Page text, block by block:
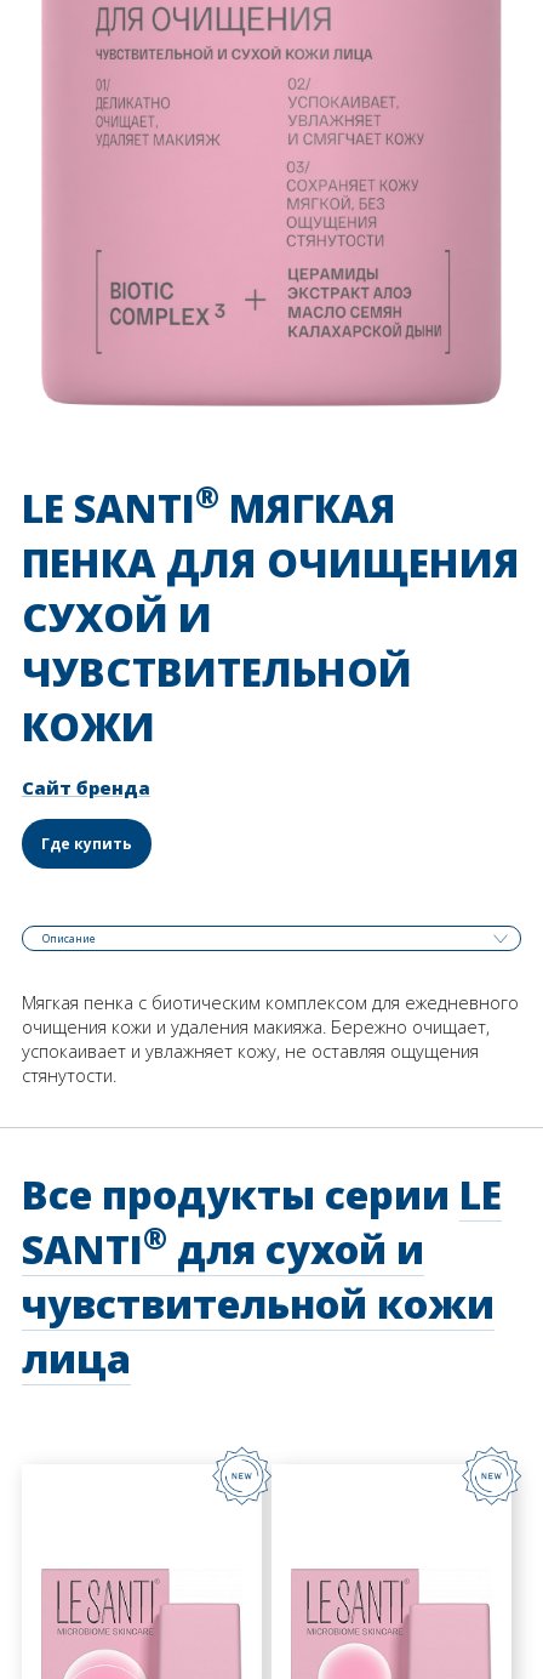
LE SANTI® МЯГКАЯ
ПЕНКА ДЛЯ ОЧИЩЕНИЯ
СУХОЙ И
ЧУВСТВИТЕЛЬНОЙ
КОЖИ
Сайт бренда
Где купить
Описание
Мягкая пенка с биотическим комплексом для ежедневного
очищения кожи и удаления макияжа. Бережно очищает,
успокаивает и увлажняет кожу, не оставляя ощущения
стянутости.
Все продукты серии LE
SANTI® для сухой и
чувствительной кожи
лица